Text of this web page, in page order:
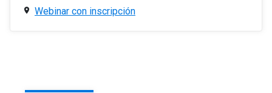
Webinar con inscripción